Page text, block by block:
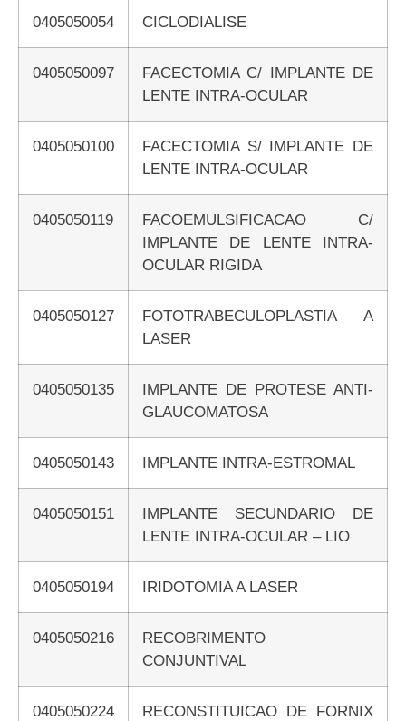
0405050054 CICLODIALISE
0405050097
FACECTOMIA C/ IMPLANTE DE
LENTE INTRA-OCULAR
0405050100
FACECTOMIA S/ IMPLANTE DE
LENTE INTRA-OCULAR
0405050119
FACOEMULSIFICACAO C/
IMPLANTE DE LENTE INTRA-
OCULAR RIGIDA
0405050127
FOTOTRABECULOPLASTIA A
LASER
0405050135
IMPLANTE DE PROTESE ANTI-
GLAUCOMATOSA
0405050143 IMPLANTE INTRA-ESTROMAL
0405050151
IMPLANTE SECUNDARIO DE
LENTE INTRA-OCULAR – LIO
0405050194 IRIDOTOMIA A LASER
0405050216
RECOBRIMENTO
CONJUNTIVAL
0405050224
RECONSTITUICAO DE FORNIX